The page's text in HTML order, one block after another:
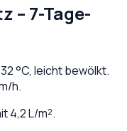
– 7-Tage-
32°C, leicht bewölkt.
h.
4,2 L/m².